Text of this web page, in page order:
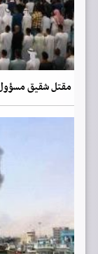
مقتل شقيق